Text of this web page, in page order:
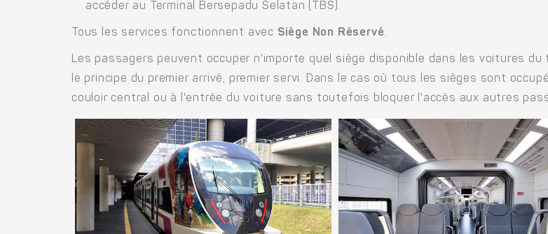
accéder au Terminal Bersepadu Selatan (TBS).
Tous les services fonctionnent avec Siège Non Réservé.
Les passagers peuvent occuper n'importe quel siège disponible dans les voitures
le principe du premier arrivé, premier servi. Dans le cas où tous les sièges sont
couloir central ou à l'entrée du voiture sans toutefois bloquer l'accès aux autres